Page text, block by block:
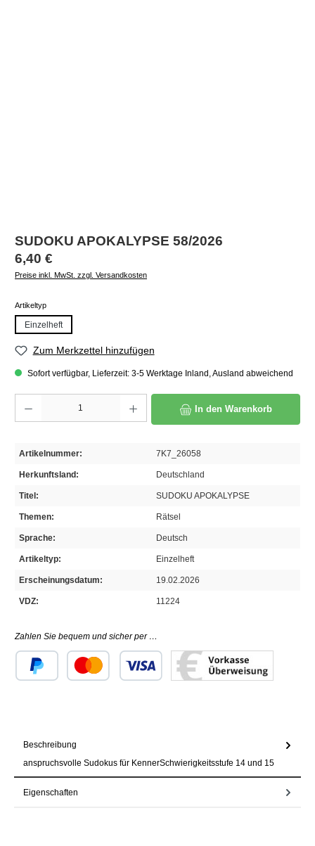
SUDOKU APOKALYPSE 58/2026
Regulärer Preis:
6,40 €
Preise inkl. MwSt. zzgl. Versandkosten
Artikeltypauswählen
Einzelheft
Zum Merkzettel hinzufügen
Sofort verfügbar, Lieferzeit: 3-5 Werktage Inland, Ausland abweichend
In den Warenkorb
Artikelnummer: 7K7_26058
Herkunftsland: Deutschland
Titel: SUDOKU APOKALYPSE
Themen: Rätsel
Sprache: Deutsch
Artikeltyp: Einzelheft
Erscheinungsdatum: 19.02.2026
VDZ: 11224
Zahlen Sie bequem und sicher per …
Beschreibung
anspruchsvolle Sudokus für KennerSchwierigkeitsstufe 14 und 15
Eigenschaften